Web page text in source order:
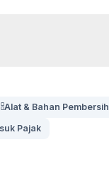
Alat & Bahan Pembersih
Pajak